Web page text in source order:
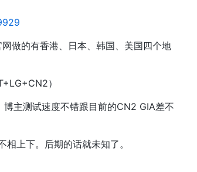
做的有香港、日本、韩国、美国四个地
）
主测试速度不错跟目前的CN2 GIA差不
上下。后期的话就未知了。